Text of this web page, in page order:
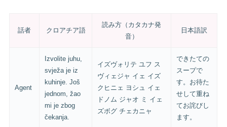
話者 クロアチア語
読み方（カタカナ発
音）
日本語訳
Agent
Izvolite juhu,
svježa je iz
kuhinje. Još
jednom, žao
mi je zbog
čekanja.
イズヴォリテ ユフ ス
ヴィェジャ イェ イズ
クヒニェ ヨシュ イェ
ドノム ジャオ ミ イェ
ズボグ チェカニャ
できたての
スープで
す。お待た
せして重ね
てお詫びし
ます。